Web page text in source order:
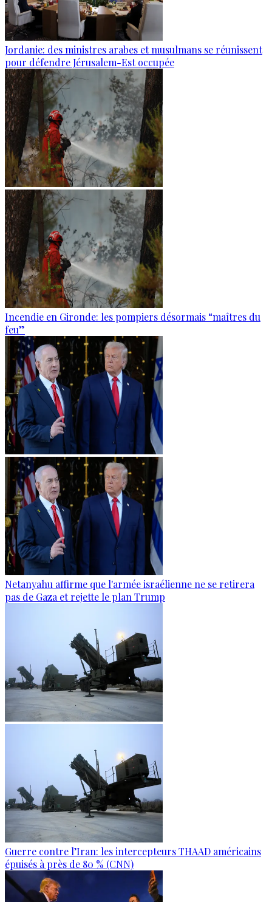
Jordanie: des ministres arabes et musulmans se réunissent
pour défendre Jérusalem-Est occupée
Incendie en Gironde: les pompiers désormais “maîtres du
feu”
Netanyahu affirme que l'armée israélienne ne se retirera
pas de Gaza et rejette le plan Trump
Guerre contre l’Iran: les intercepteurs THAAD américains
épuisés à près de 80 % (CNN)